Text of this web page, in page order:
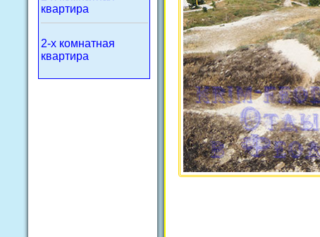
квартира
2-х комнатная
квартира